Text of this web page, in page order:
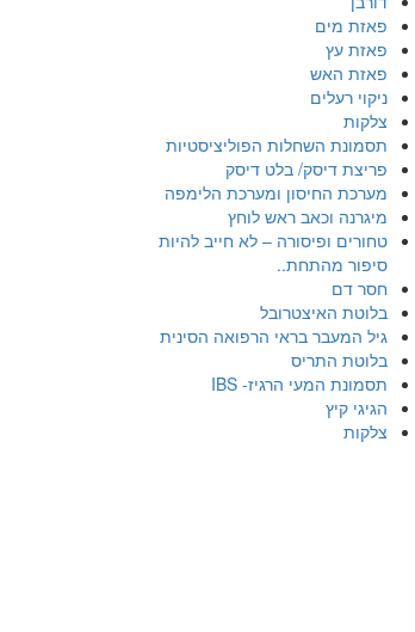
פאזת מים
פאזת עץ
פאזת האש
ניקוי רעלים
צלקות
תסמונת השחלות הפוליציסטיות
פריצת דיסק/ בלט דיסק
מערכת החיסון ומערכת הלימפה
מיגרנה וכאב ראש לוחץ
טחורים ופיסורה – לא חייב להיות
סיפור מהתחת..
חסר דם
בלוטת האיצטרובל
גיל המעבר בראי הרפואה הסינית
בלוטת התריס
תסמונת המעי הרגיז- IBS
הגיגי קיץ
צלקות